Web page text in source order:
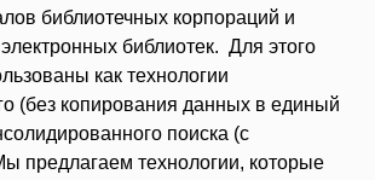
библиотечных корпораций и
библиотек. Для этого
как технологии
(без копирования данных в единый
поиска (с
предлагаем технологии, которые